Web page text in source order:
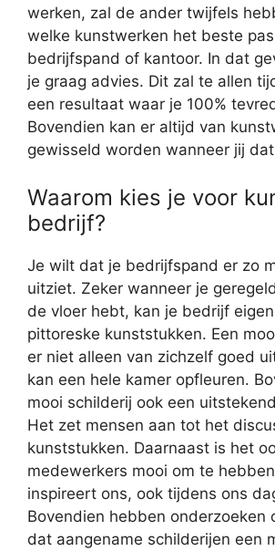
werken, zal de ander twijfels
welke kunstwerken het beste
bedrijfspand of kantoor. In dat
je graag advies. Dit zal te allen
een resultaat waar je 100%
Bovendien kan er altijd van
gewisseld worden wanneer jij
Waarom kies je voor
bedrijf?
Je wilt dat je bedrijfspand er zo
uitziet. Zeker wanneer je
de vloer hebt, kan je bedrijf
pittoreske kunststukken. Een
er niet alleen van zichzelf goed
kan een hele kamer opfleuren.
mooi schilderij ook een
Het zet mensen aan tot het
kunststukken. Daarnaast is het
medewerkers mooi om te
inspireert ons, ook tijdens ons
Bovendien hebben onderzoeken
dat aangename schilderijen een